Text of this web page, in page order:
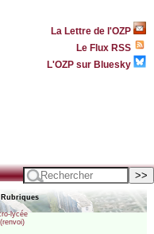
La Lettre de l'OZP
Le Flux RSS
L'OZP sur Bluesky
Rubriques
lycée